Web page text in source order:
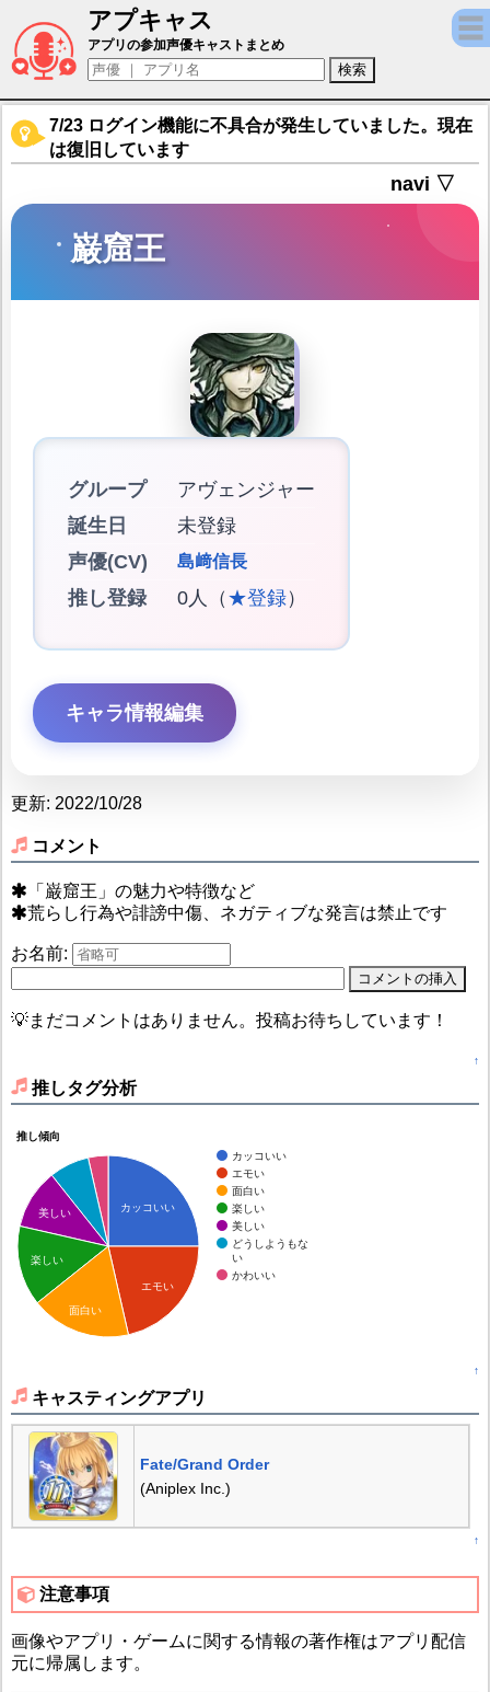
アプキャス
巌窟王（声優：島﨑信長)【Fate/Grand
アプリの参加声優キャストまとめ
7/23 ログイン機能に不具合が発生していました。現在
は復旧しています
navi ▽
巌窟王
グループ
アヴェンジャー
誕生日
未登録
声優(CV)
島﨑信長
推し登録 0人（ ★登録）
キャラ情報編集
更新: 2022/10/28
コメント
「巌窟王」の魅力や特徴など
荒らし行為や誹謗中傷、ネガティブな発言は禁止です
お名前:
💡まだコメントはありません。投稿お待ちしています！
↑
推しタグ分析
推し傾向
カッコいい
エモい
面白い
楽しい
美しい
どうしようもな
い
かわいい
カッコいい
エモい
美しい
楽しい
面白い
↑
キャスティングアプリ
Fate/Grand Order
(Aniplex Inc.)
↑
注意事項
画像やアプリ・ゲームに関する情報の著作権はアプリ配信
元に帰属します。